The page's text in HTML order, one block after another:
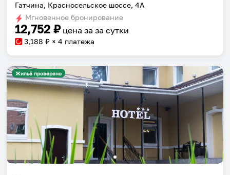
Гатчина, Красносельское шоссе, 4А
Мгновенное бронирование
12,752 ₽ цена за за сутки
3,188 ₽ × 4 платежа
Жильё проверено